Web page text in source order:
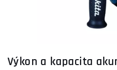
Výkon a kapacita